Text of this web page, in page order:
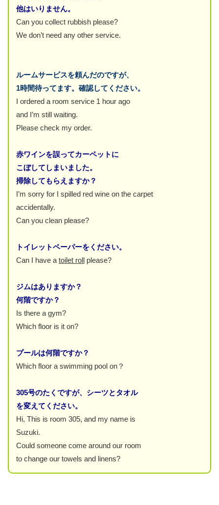
他はいりません。
Can you collect rubbish please?
We don’t need any other service.
ルームサービスを頼んだのですが、
1時間待ってます。確認してください。
I ordered a room service 1 hour ago
and I’m still waiting.
Please check my order.
赤ワインを誤ってカーペットに
こぼしてしまいました。
掃除してもらえますか？
I’m sorry for I spilled red wine on the carpet
accidentally.
Can you clean please?
トイレットペーパーをください。
Can I have a toilet roll please?
ジムはありますか？
何階ですか？
Is there a gym?
Which floor is it on?
プールは何階ですか？
Which floor a swimming pool on？
305号のたくですが、シーツとタオル
を変えてください。
Hi, This is room 305, and my name is
Suzuki.
Could someone come around our room
to change our towels and linens?